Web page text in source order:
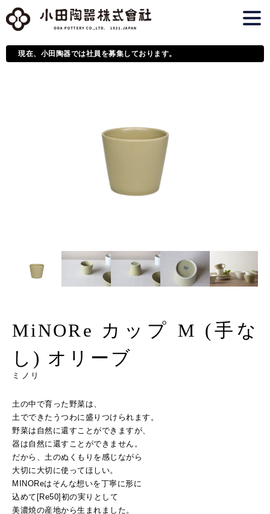
現在、小田陶器では社員を募集しております。
MiNORe カップ M (手な
し) オリーブ
ミノリ
土の中で育った野菜は、
土でできたうつわに盛りつけられます。
野菜は自然に還すことができますが、
器は自然に還すことができません。
だから、土のぬくもりを感じながら
大切に大切に使ってほしい。
MINOReはそんな想いを丁寧に形に
込めて[Re50]初の実りとして
美濃焼の産地から生まれました。